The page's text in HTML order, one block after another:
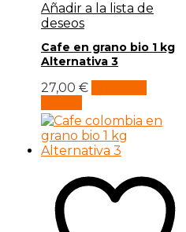
Añadir a la lista de
deseos
Cafe en grano bio 1 kg
Alternativa 3
27,00 €